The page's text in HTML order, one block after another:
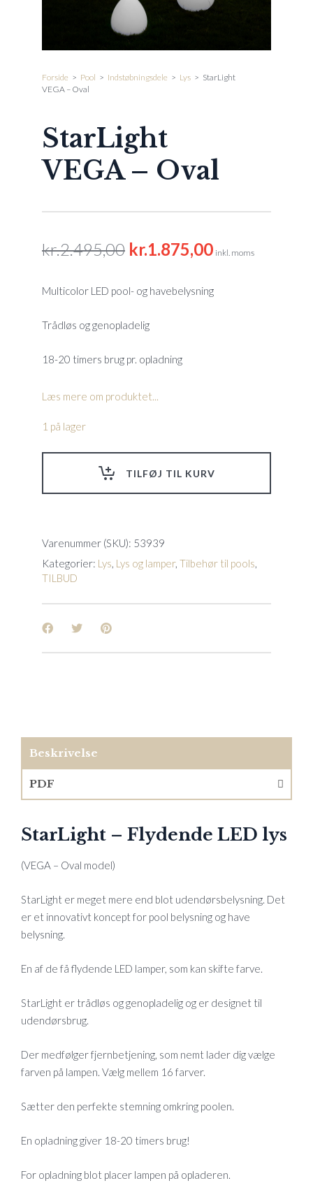
Forside > Pool > Indstøbningsdele > Lys > StarLight
VEGA – Oval
StarLight
VEGA – Oval
kr.2.495,00 Den
var:
kr.1.875,00Den
er:
inkl. moms
Multicolor LED pool- og havebelysning
Trådløs og genopladelig
18-20 timers brug pr. opladning
Læs mere om produktet...
1 på lager
TILFØJ TIL KURV
Varenummer (SKU): 53939
Kategorier: Lys, Lys og lamper, Tilbehør til pools,
TILBUD
Beskrivelse
PDF
StarLight – Flydende LED lys
(VEGA – Oval model)
StarLight er meget mere end blot udendørsbelysning. Det
er et innovativt koncept for pool belysning og have
belysning.
En af de få flydende LED lamper, som kan skifte farve.
StarLight er trådløs og genopladelig og er designet til
udendørsbrug.
Der medfølger fjernbetjening, som nemt lader dig vælge
farven på lampen. Vælg mellem 16 farver.
Sætter den perfekte stemning omkring poolen.
En opladning giver 18-20 timers brug!
For opladning blot placer lampen på opladeren.